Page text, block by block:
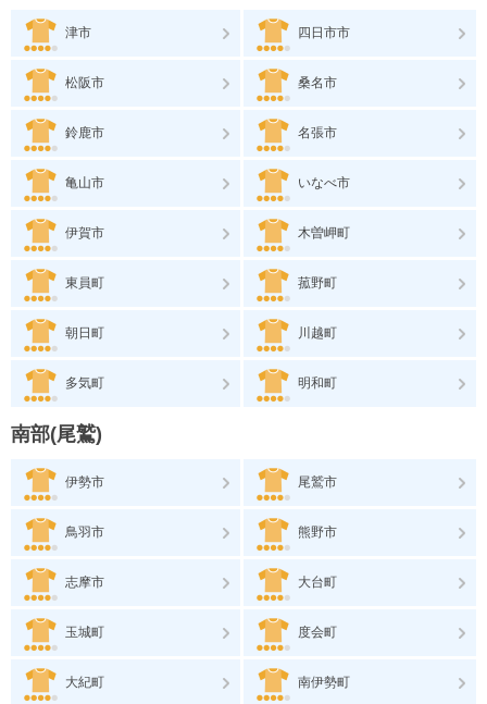
津市 四日市市
松阪市 桑名市
鈴鹿市 名張市
亀山市 いなべ市
伊賀市 木曽岬町
東員町 菰野町
朝日町 川越町
多気町 明和町
南部(尾鷲)
伊勢市 尾鷲市
鳥羽市 熊野市
志摩市 大台町
玉城町 度会町
大紀町 南伊勢町